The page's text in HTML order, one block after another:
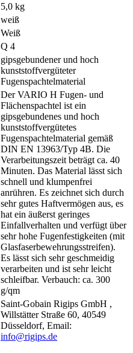
5,0 kg
weiß
Weiß
Q 4
gipsgebundener und hoch
kunststoffvergüteter
Fugenspachtelmaterial
Der VARIO H Fugen- und
Flächenspachtel ist ein
gipsgebundenes und hoch
kunststoffvergütetes
Fugenspachtelmaterial gemäß
DIN EN 13963/Typ 4B. Die
Verarbeitungszeit beträgt ca. 40
Minuten. Das Material lässt sich
schnell und klumpenfrei
anrühren. Es zeichnet sich durch
sehr gutes Haftvermögen aus, es
hat ein äußerst geringes
Einfallverhalten und verfügt über
sehr hohe Fugenfestigkeiten (mit
Glasfaserbewehrungsstreifen).
Es lässt sich sehr geschmeidig
verarbeiten und ist sehr leicht
schleifbar. Verbauch: ca. 300
g/qm
Saint-Gobain Rigips GmbH ,
Willstätter Straße 60, 40549
Düsseldorf, Email:
info@rigips.de